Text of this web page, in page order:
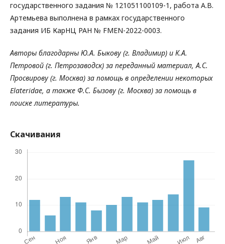
государственного задания № 121051100109-1, работа А.В.
Артемьева выполнена в рамках государственного
задания ИБ КарНЦ РАН № FMEN-2022-0003.
Авторы благодарны Ю.А. Быкову (г. Владимир) и К.А.
Петровой (г. Петрозаводск) за переданный материал, А.С.
Просвирову (г. Москва) за помощь в определении некоторых
Elateridae, а также Ф.С. Бызову (г. Москва) за помощь в
поиске литературы.
Скачивания